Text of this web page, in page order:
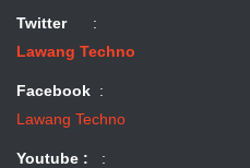
Twitter:
Lawang Techno
Facebook :
Lawang Techno
Youtube :
: